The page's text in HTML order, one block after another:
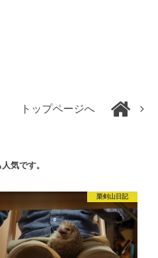
トップページへ
気です。
栗剣山日記